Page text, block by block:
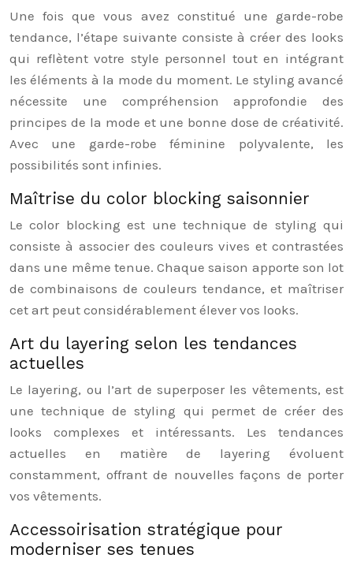
Une fois que vous avez constitué une garde-robe
tendance, l’étape suivante consiste à créer des looks
qui reflètent votre style personnel tout en intégrant
les éléments à la mode du moment. Le styling avancé
nécessite une compréhension approfondie des
principes de la mode et une bonne dose de créativité.
Avec une garde-robe féminine polyvalente, les
possibilités sont infinies.
Maîtrise du color blocking saisonnier
Le color blocking est une technique de styling qui
consiste à associer des couleurs vives et contrastées
dans une même tenue. Chaque saison apporte son lot
de combinaisons de couleurs tendance, et maîtriser
cet art peut considérablement élever vos looks.
Art du layering selon les tendances
actuelles
Le layering, ou l’art de superposer les vêtements, est
une technique de styling qui permet de créer des
looks complexes et intéressants. Les tendances
actuelles en matière de layering évoluent
constamment, offrant de nouvelles façons de porter
vos vêtements.
Accessoirisation stratégique pour
moderniser ses tenues